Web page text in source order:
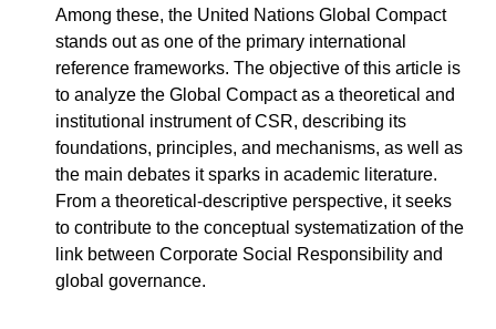
Among these, the United Nations Global Compact
stands out as one of the primary international
reference frameworks. The objective of this article is
to analyze the Global Compact as a theoretical and
institutional instrument of CSR, describing its
foundations, principles, and mechanisms, as well as
the main debates it sparks in academic literature.
From a theoretical-descriptive perspective, it seeks
to contribute to the conceptual systematization of the
link between Corporate Social Responsibility and
global governance.